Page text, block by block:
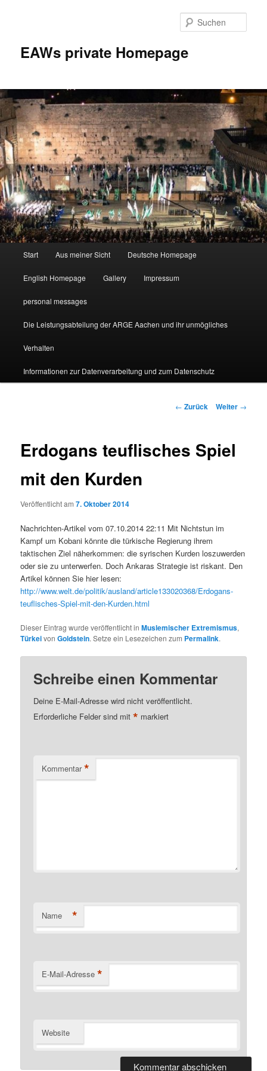
EAWs private Homepage
Start Aus meiner Sicht Deutsche Homepage
English Homepage Gallery Impressum
personal messages
Die Leistungsabteilung der ARGE Aachen und ihr unmögliches
Verhalten
Informationen zur Datenverarbeitung und zum Datenschutz
Beitragsnavigation
← Zurück Weiter →
Erdogans teuflisches Spiel
mit den Kurden
Veröffentlicht am7. Oktober 2014
Nachrichten-Artikel vom 07.10.2014 22:11 Mit Nichtstun im
Kampf um Kobani könnte die türkische Regierung ihrem
taktischen Ziel näherkommen: die syrischen Kurden loszuwerden
oder sie zu unterwerfen. Doch Ankaras Strategie ist riskant. Den
Artikel können Sie hier lesen:
http://www.welt.de/politik/ausland/article133020368/Erdogans-
teuflisches-Spiel-mit-den-Kurden.html
Dieser Eintrag wurde veröffentlicht inMuslemischer Extremismus,
TürkeivonGoldstein. Setze ein Lesezeichen zum Permalink.
Schreibe einen Kommentar
Deine E-Mail-Adresse wird nicht veröffentlicht.
Erforderliche Felder sind mit* markiert
Kommentar *
Name *
E-Mail-Adresse *
Website